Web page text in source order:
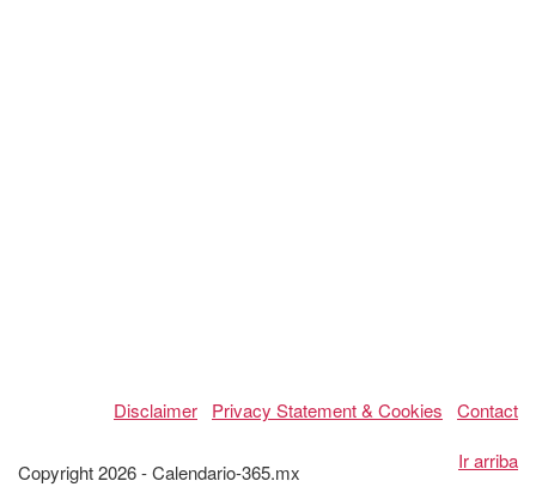
Disclaimer Privacy Statement & Cookies
Contact
Ir arriba
Copyright 2026 - Calendario-365.mx